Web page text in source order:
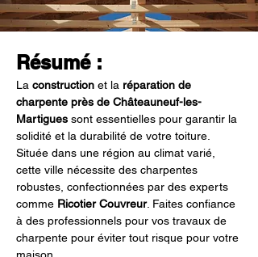
Résumé :
La construction et la réparation de
charpente près de Châteauneuf-les-
Martigues sont essentielles pour garantir la
solidité et la durabilité de votre toiture.
Située dans une région au climat varié,
cette ville nécessite des charpentes
robustes, confectionnées par des experts
comme Ricotier Couvreur. Faites confiance
à des professionnels pour vos travaux de
charpente pour éviter tout risque pour votre